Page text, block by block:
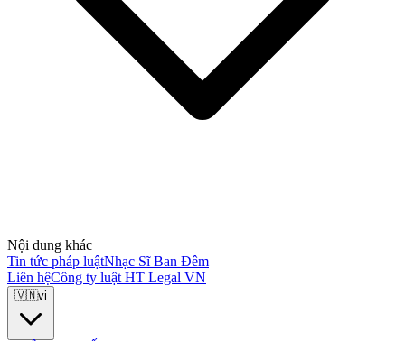
Nội dung khác
Tin tức pháp luậtNhạc Sĩ Ban Đêm
Liên hệCông ty luật HT Legal VN
🇻🇳vi